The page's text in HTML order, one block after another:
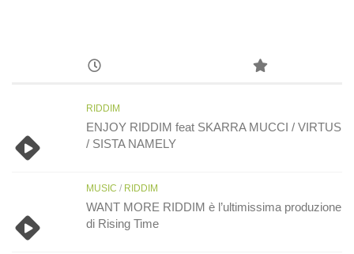
RIDDIM
ENJOY RIDDIM feat SKARRA MUCCI / VIRTUS
/ SISTA NAMELY
MUSIC / RIDDIM
WANT MORE RIDDIM è l’ultimissima produzione
di Rising Time